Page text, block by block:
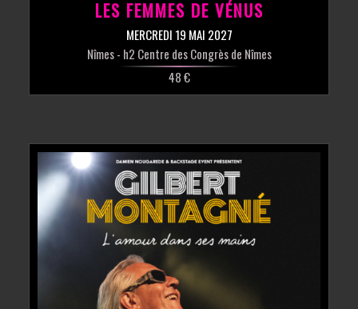
LES FEMMES DE VÉNUS
MERCREDI 19 MAI 2027
Nîmes- h2 Centre des Congrès de Nîmes
48 €